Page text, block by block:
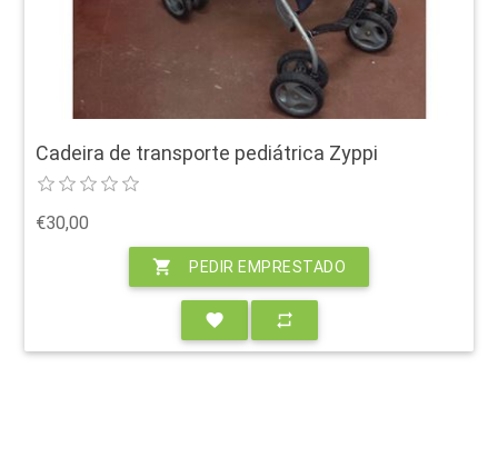
Cadeira de transporte pediátrica Zyppi
€30,00
shopping_cart PEDIR EMPRESTADO
favorite repeat